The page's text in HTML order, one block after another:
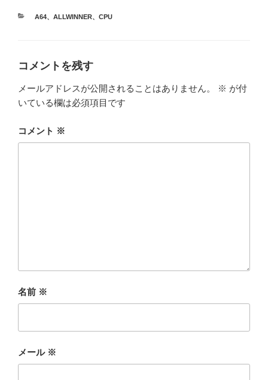
カ
A64、 ALLWINNER、 CPU
コメントを残す
メールアドレスが公開されることはありません。 ※ が付
いている欄は必須項目です
コメント ※
名前 ※
メール ※